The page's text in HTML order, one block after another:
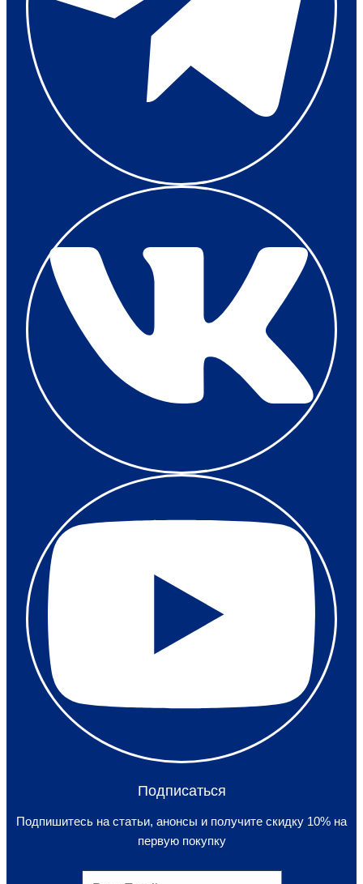
Подписаться
Подпишитесь на статьи, анонсы и получите скидку 10% на
первую покупку